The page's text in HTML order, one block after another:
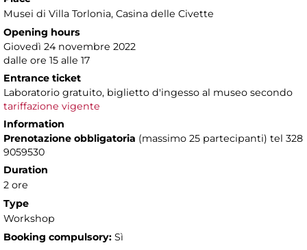
Musei di Villa Torlonia, Casina delle Civette
Opening hours
Giovedì 24 novembre 2022
dalle ore 15 alle 17
Entrance ticket
Laboratorio gratuito, biglietto d'ingesso al museo secondo
tariffazione vigente
Information
Prenotazione obbligatoria (massimo 25 partecipanti) tel 328
9059530
Duration
2 ore
Type
Workshop
Booking compulsory: Sì